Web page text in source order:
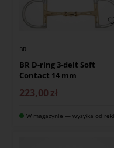
BR
BR D-ring 3-delt Soft
Contact 14 mm
223,00 zł
W magazynie — wysyłka od ręki